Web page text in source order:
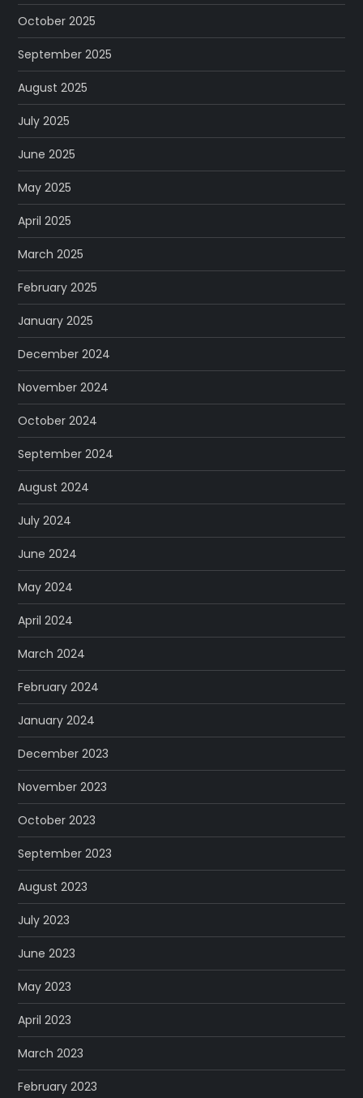
October 2025
September 2025
August 2025
July 2025
June 2025
May 2025
April 2025
March 2025
February 2025
January 2025
December 2024
November 2024
October 2024
September 2024
August 2024
July 2024
June 2024
May 2024
April 2024
March 2024
February 2024
January 2024
December 2023
November 2023
October 2023
September 2023
August 2023
July 2023
June 2023
May 2023
April 2023
March 2023
February 2023